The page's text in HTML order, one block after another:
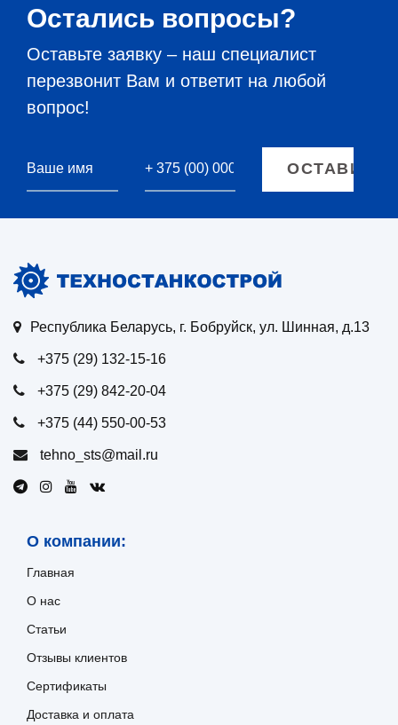
Остались вопросы?
Оставьте заявку – наш специалист
перезвонит Вам и ответит на любой
вопрос!
Республика Беларусь, г. Бобруйск, ул. Шинная, д.13
+375 (29) 132-15-16
+375 (29) 842-20-04
+375 (44) 550-00-53
tehno_sts@mail.ru
О компании:
Главная
О нас
Статьи
Отзывы клиентов
Сертификаты
Доставка и оплата